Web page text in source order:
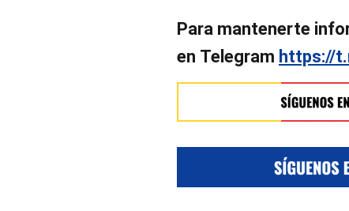
Para mantenerte
en Telegram https://